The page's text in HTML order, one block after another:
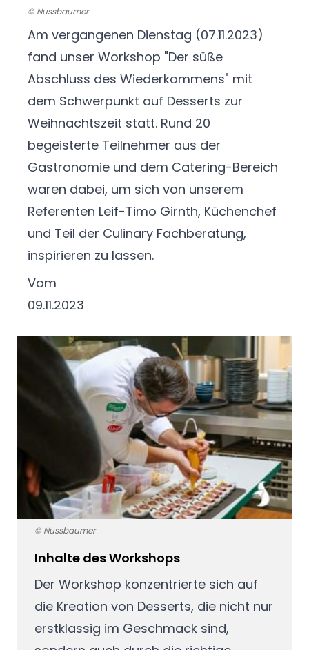
© Nussbaumer
Am vergangenen Dienstag (07.11.2023)
fand unser Workshop "Der süße
Abschluss des Wiederkommens" mit
dem Schwerpunkt auf Desserts zur
Weihnachtszeit statt. Rund 20
begeisterte Teilnehmer aus der
Gastronomie und dem Catering-Bereich
waren dabei, um sich von unserem
Referenten Leif-Timo Girnth, Küchenchef
und Teil der Culinary Fachberatung,
inspirieren zu lassen.
Vom
09.11.2023
© Nussbaumer
Inhalte des Workshops
Der Workshop konzentrierte sich auf
die Kreation von Desserts, die nicht nur
erstklassig im Geschmack sind,